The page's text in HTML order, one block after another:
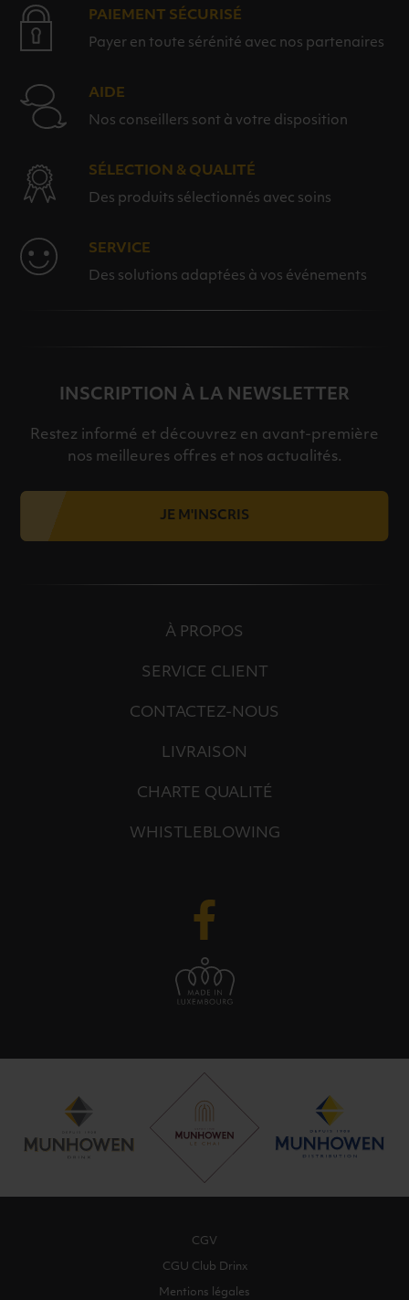
PAIEMENT SÉCURISÉ
Payer en toute sérénité avec nos partenaires
AIDE
Nos conseillers sont à votre disposition
SÉLECTION & QUALITÉ
Des produits sélectionnés avec soins
SERVICE
Des solutions adaptées à vos événements
INSCRIPTION À LA NEWSLETTER
Restez informé et découvrez en avant-première
nos meilleures offres et nos actualités.
JE M'INSCRIS
À PROPOS
SERVICE CLIENT
CONTACTEZ-NOUS
LIVRAISON
CHARTE QUALITÉ
WHISTLEBLOWING
CGV
CGU Club Drinx
Mentions légales